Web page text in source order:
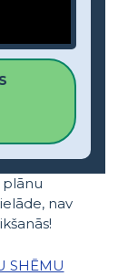
plānu
nav
SHĒMU